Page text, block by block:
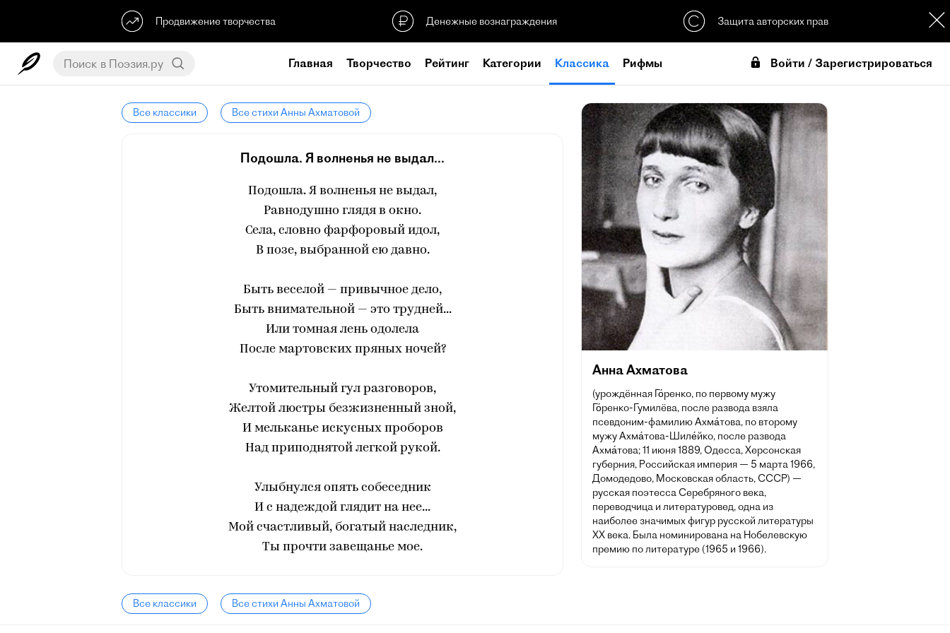
Продвижение творчества Денежные вознаграждения Защита авторских прав
Главная Творчество Рейтинг Категории Классика Рифмы Войти / Зарегистрироваться
Все классики Все стихи Анны Ахматовой
Подошла. Я волненья не выдал...
Подошла. Я волненья не выдал,
Равнодушно глядя в окно.
Села, словно фарфоровый идол,
В позе, выбранной ею давно.
Быть веселой — привычное дело,
Быть внимательной — это трудней...
Или томная лень одолела
После мартовских пряных ночей?
Утомительный гул разговоров,
Желтой люстры безжизненный зной,
И мельканье искусных проборов
Над приподнятой легкой рукой.
Улыбнулся опять собеседник
И с надеждой глядит на нее...
Мой счастливый, богатый наследник,
Ты прочти завещанье мое.
Все классики Все стихи Анны Ахматовой
Анна Ахматова
(урождённая Го́ренко, по первому мужу
Го́ренко-Гумилёва, после развода взяла
псевдоним-фамилию Ахма́това, по второму
мужу Ахма́това-Шиле́йко, после развода
Ахма́това; 11 июня 1889, Одесса, Херсонская
губерния, Российская империя — 5 марта 1966,
Домодедово, Московская область, СССР) —
русская поэтесса Серебряного века,
переводчица и литературовед, одна из
наиболее значимых фигур русской литературы
XX века. Была номинирована на Нобелевскую
премию по литературе (1965 и 1966).